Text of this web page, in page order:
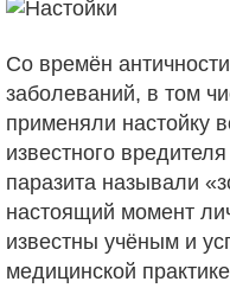
Со времён
заболеваний, в том
применяли настойку
известного
паразита называли
настоящий момент
известны учёным и
медицинской